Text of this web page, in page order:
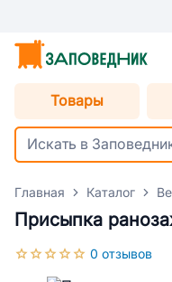
Товары
Главная Каталог
Присыпка
0 отзывов